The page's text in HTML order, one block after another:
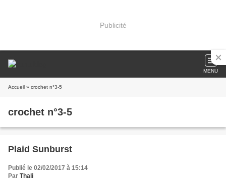
Publicité
MENU
Accueil » crochet n°3-5
crochet n°3-5
Plaid Sunburst
Publié le 02/02/2017 à 15:14
Par Thali